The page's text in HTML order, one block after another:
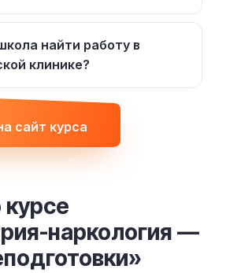
найти работу в
клинике?
сайт курса
наркология —